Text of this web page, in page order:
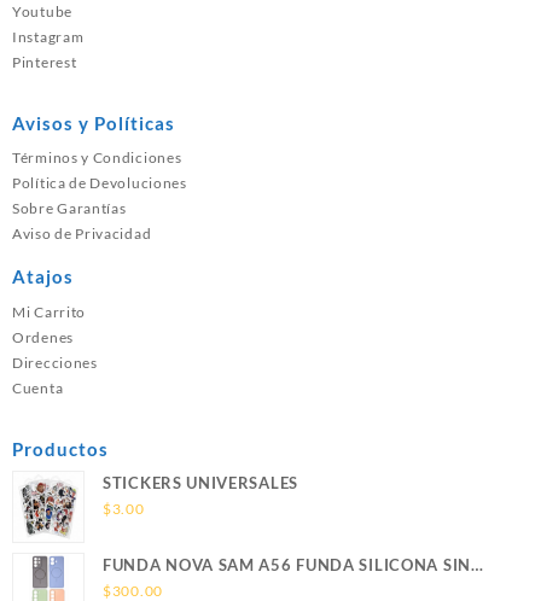
Youtube
Instagram
Pinterest
Avisos y Políticas
Términos y Condiciones
Política de Devoluciones
Sobre Garantías
Aviso de Privacidad
Atajos
Mi Carrito
Ordenes
Direcciones
Cuenta
Productos
STICKERS UNIVERSALES
$3.00
FUNDA NOVA SAM A56 FUNDA SILICONA SIN
SOPORTE MAGNETICO SAMSUNG
$300.00